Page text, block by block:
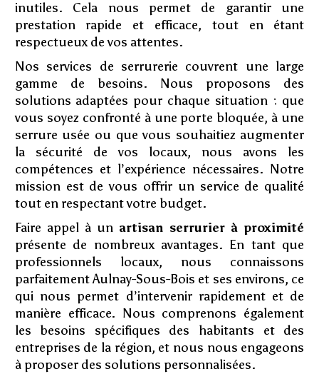
inutiles. Cela nous permet de garantir une
prestation rapide et efficace, tout en étant
respectueux de vos attentes.
Nos services de serrurerie couvrent une large
gamme de besoins. Nous proposons des
solutions adaptées pour chaque situation : que
vous soyez confronté à une porte bloquée, à une
serrure usée ou que vous souhaitiez augmenter
la sécurité de vos locaux, nous avons les
compétences et l’expérience nécessaires. Notre
mission est de vous offrir un service de qualité
tout en respectant votre budget.
Faire appel à un artisan serrurier à proximité
présente de nombreux avantages. En tant que
professionnels locaux, nous connaissons
parfaitement Aulnay-Sous-Bois et ses environs, ce
qui nous permet d’intervenir rapidement et de
manière efficace. Nous comprenons également
les besoins spécifiques des habitants et des
entreprises de la région, et nous nous engageons
à proposer des solutions personnalisées.